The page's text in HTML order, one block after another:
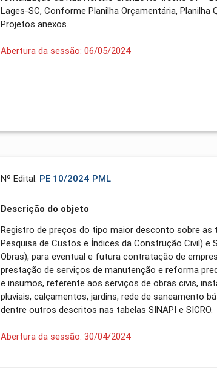
Lages-SC, Conforme Planilha Orçamentária,
Projetos anexos.
Abertura da sessão: 06/05/2024
Nº Edital: PE 10/2024 PML
Descrição do objeto
Registro de preços do tipo maior desconto sobre as
Pesquisa de Custos e Índices da Construção Civil) e
Obras), para eventual e futura contratação de
prestação de serviços de manutenção e reforma
e insumos, referente aos serviços de obras civis,
pluviais, calçamentos, jardins, rede de saneamento
dentre outros descritos nas tabelas SINAPI e SICRO.
Abertura da sessão: 30/04/2024